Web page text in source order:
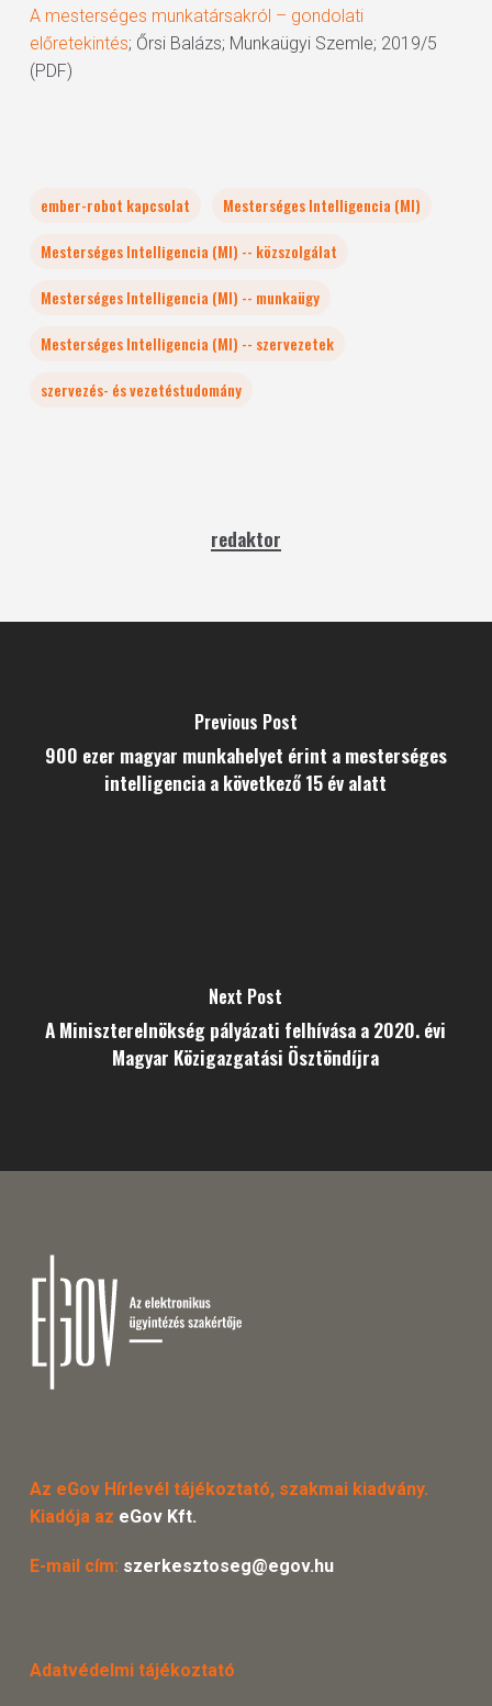
A mesterséges munkatársakról – gondolati
előretekintés; Őrsi Balázs; Munkaügyi Szemle; 2019/5
(PDF)
ember-robot kapcsolat
Mesterséges Intelligencia (MI)
Mesterséges Intelligencia (MI) -- közszolgálat
Mesterséges Intelligencia (MI) -- munkaügy
Mesterséges Intelligencia (MI) -- szervezetek
szervezés- és vezetéstudomány
redaktor
Previous Post
900 ezer magyar munkahelyet érint a mesterséges
intelligencia a következő 15 év alatt
Next Post
A Miniszterelnökség pályázati felhívása a 2020. évi
Magyar Közigazgatási Ösztöndíjra
Az eGov Hírlevél tájékoztató, szakmai kiadvány.
Kiadója az eGov Kft.
E-mail cím: szerkesztoseg@egov.hu
Adatvédelmi tájékoztató